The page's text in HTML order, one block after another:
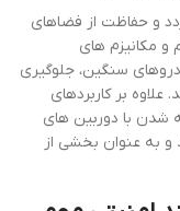
و حفاظت از فضاهای
مکانیزم های
سنگین، جلوگیری
علاوه بر کاربردهای
شدن با دوربین های
و به عنوان بخشی از